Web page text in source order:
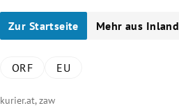
Zur Startseite Mehr aus Inland
ORF EU
kurier.at, zaw